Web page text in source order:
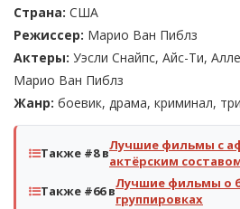
Страна: США
Режиссер: Марио Ван Пиблз
Актеры: Уэсли Снайпс, Айс-Ти,
Марио Ван Пиблз
Жанр: боевик, драма, криминал,
Также #8 вЛучшие фильмы с
актёрским
Также #66 вЛучшие фильмы о
группировках